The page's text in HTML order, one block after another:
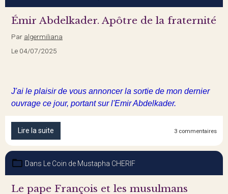
Émir Abdelkader. Apôtre de la fraternité
Par algermiliana
Le 04/07/2025
J'ai le plaisir de vous annoncer la sortie de mon dernier
ouvrage ce jour, portant sur l'Emir Abdelkader.
Lire la suite 3 commentaires
Dans Le Coin de Mustapha CHERIF